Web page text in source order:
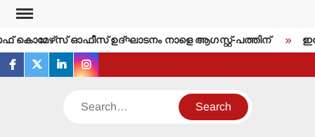
Skip
contentകൊമേഴ്‌സ് ഓഫീസ് ഉദ്ഘാടനം നാളെ ആഗസ്റ്റ്-പത്തിന്
facebook
twitterlinkedininstagram
Search